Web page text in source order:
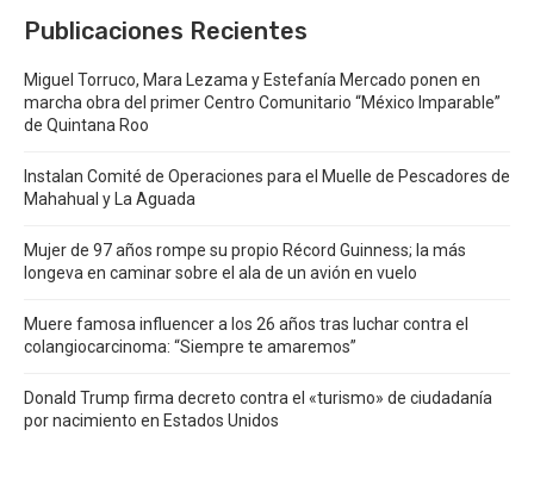
Publicaciones Recientes
Miguel Torruco, Mara Lezama y Estefanía Mercado ponen en
marcha obra del primer Centro Comunitario “México Imparable”
de Quintana Roo
Instalan Comité de Operaciones para el Muelle de Pescadores de
Mahahual y La Aguada
Mujer de 97 años rompe su propio Récord Guinness; la más
longeva en caminar sobre el ala de un avión en vuelo
Muere famosa influencer a los 26 años tras luchar contra el
colangiocarcinoma: “Siempre te amaremos”
Donald Trump firma decreto contra el «turismo» de ciudadanía
por nacimiento en Estados Unidos